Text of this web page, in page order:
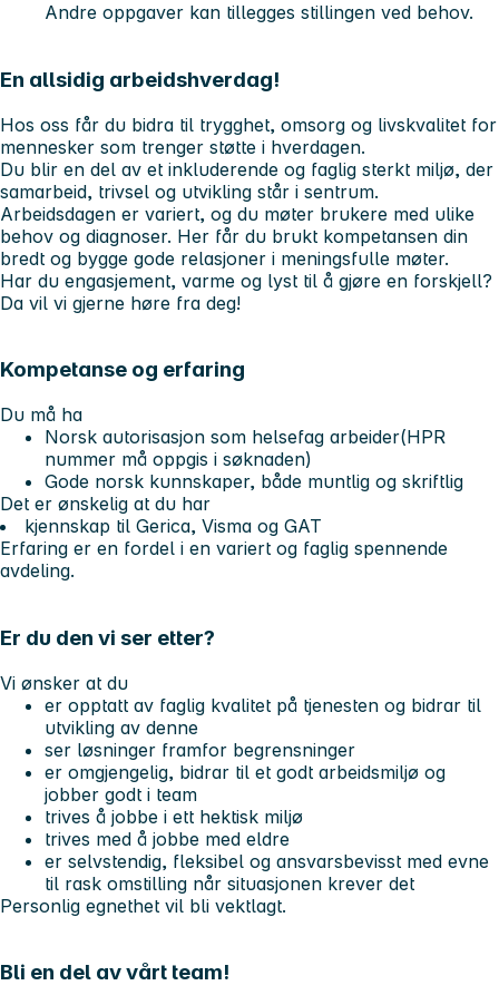
Andre oppgaver kan tillegges stillingen ved behov.
En allsidig arbeidshverdag!
Hos oss får du bidra til trygghet, omsorg og livskvalitet for
mennesker som trenger støtte i hverdagen.
Du blir en del av et inkluderende og faglig sterkt miljø, der
samarbeid, trivsel og utvikling står i sentrum.
Arbeidsdagen er variert, og du møter brukere med ulike
behov og diagnoser. Her får du brukt kompetansen din
bredt og bygge gode relasjoner i meningsfulle møter.
Har du engasjement, varme og lyst til å gjøre en forskjell?
Da vil vi gjerne høre fra deg!
Kompetanse og erfaring
Du må ha
Norsk autorisasjon som helsefag arbeider(HPR
nummer må oppgis i søknaden)
Gode norsk kunnskaper, både muntlig og skriftlig
Det er ønskelig at du har
kjennskap til Gerica, Visma og GAT
Erfaring er en fordel i en variert og faglig spennende
avdeling.
Er du den vi ser etter?
Vi ønsker at du
er opptatt av faglig kvalitet på tjenesten og bidrar til
utvikling av denne
ser løsninger framfor begrensninger
er omgjengelig, bidrar til et godt arbeidsmiljø og
jobber godt i team
trives å jobbe i ett hektisk miljø
trives med å jobbe med eldre
er selvstendig, fleksibel og ansvarsbevisst med evne
til rask omstilling når situasjonen krever det
Personlig egnethet vil bli vektlagt.
Bli en del av vårt team!